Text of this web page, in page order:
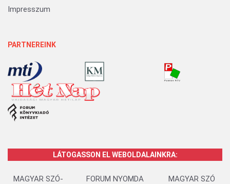
Impresszum
PARTNEREINK
LÁTOGASSON EL WEBOLDALAINKRA:
MAGYAR SZÓ-
FORUM NYOMDA
MAGYAR SZÓ